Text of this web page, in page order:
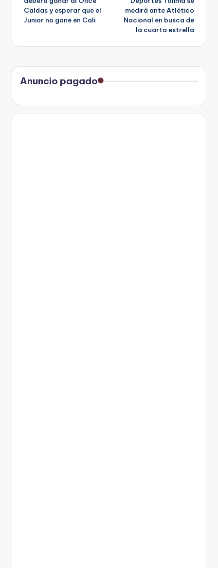
entradas
Caldas y esperar que el
Junior no gane en Cali
medirá ante Atlético
Nacional en busca de
la cuarta estrella
Anuncio pagado